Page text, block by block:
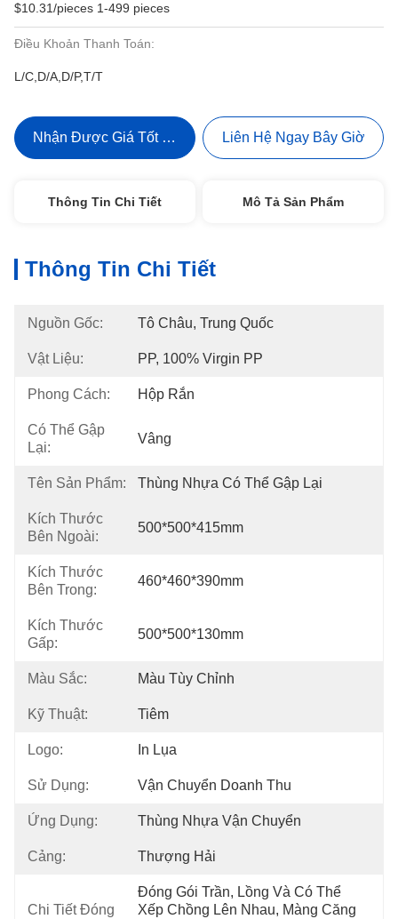
$10.31/pieces 1-499 pieces
Điều Khoản Thanh Toán:
L/C,D/A,D/P,T/T
Nhận Được Giá Tốt Nhất Liên Hệ Ngay Bây Giờ
Thông Tin Chi Tiết Mô Tả Sản Phẩm
Thông Tin Chi Tiết
Nguồn Gốc: Tô Châu, Trung Quốc
Vật Liệu: PP, 100% Virgin PP
Phong Cách: Hộp Rắn
Có Thể Gập
Lại:
Vâng
Tên Sản Phẩm: Thùng Nhựa Có Thể Gập Lại
Kích Thước
Bên Ngoài:
500*500*415mm
Kích Thước
Bên Trong:
460*460*390mm
Kích Thước
Gấp:
500*500*130mm
Màu Sắc: Màu Tùy Chỉnh
Kỹ Thuật: Tiêm
Logo: In Lụa
Sử Dụng: Vận Chuyển Doanh Thu
Ứng Dụng: Thùng Nhựa Vận Chuyển
Cảng: Thượng Hải
Chi Tiết Đóng
Đóng Gói Trần, Lồng Và Có Thể
Xếp Chồng Lên Nhau, Màng Căng